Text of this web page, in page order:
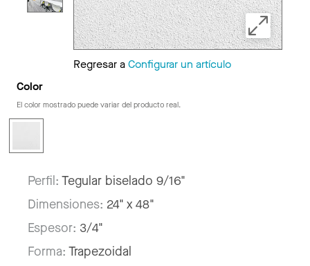
Regresar aConfigurar un artículo
Color
El color mostrado puede variar del producto real.
Perfil: Tegular biselado 9/16"
Dimensiones: 24" x 48"
Espesor: 3/4"
Forma: Trapezoidal